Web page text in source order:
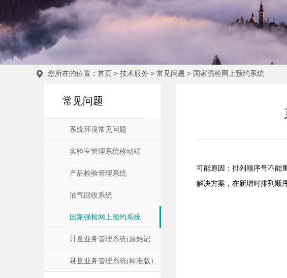
您所在的位置： 首页 > 技术服务 > 常见问题 > 国家强检网上预约系统
常见问题
系统环境常见问题
实验室管理系统移动端
产品检验管理系统
油气回收系统
国家强检网上预约系统
计量业务管理系统(原始记
录）
计量业务管理系统(标准版）
可能原因：排列顺序号不能
解决方案，在新增时排列顺